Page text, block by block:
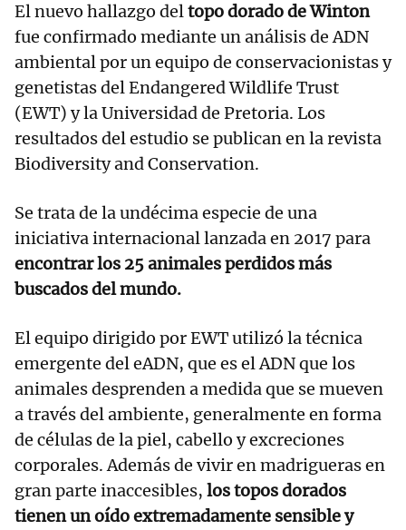
El nuevo hallazgo deltopo dorado de Winton
fue confirmado mediante un análisis de ADN
ambiental por un equipo de conservacionistas y
genetistas del Endangered Wildlife Trust
(EWT) y la Universidad de Pretoria. Los
resultados del estudio se publican en la revista
Biodiversity and Conservation.
Se trata de la undécima especie de una
iniciativa internacional lanzada en 2017 para
encontrar los 25 animales perdidos más
buscados del mundo.
El equipo dirigido por EWT utilizó la técnica
emergente del eADN, que es el ADN que los
animales desprenden a medida que se mueven
a través del ambiente, generalmente en forma
de células de la piel, cabello y excreciones
corporales. Además de vivir en madrigueras en
gran parte inaccesibles, los topos dorados
tienen un oído extremadamente sensible y